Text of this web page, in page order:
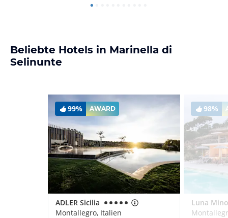
Beliebte Hotels in Marinella di
Selinunte
99% AWARD
ADLER Sicilia
Montallegro, Italien
98%